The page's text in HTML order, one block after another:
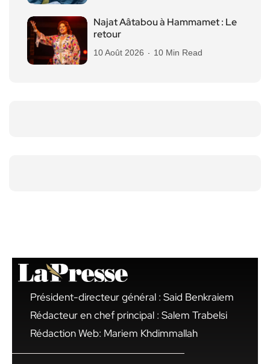
Najat Aâtabou à Hammamet : Le
retour
10 Août 2026 10 Min Read
Président-directeur général : Said Benkraiem
Rédacteur en chef principal : Salem Trabelsi
Rédaction Web: Mariem Khdimmallah